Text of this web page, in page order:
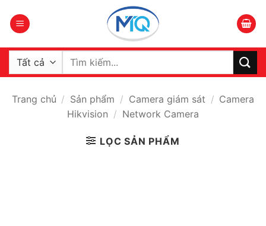
qua
dung
Tìm
Trang chủ / Sản phẩm / Camera giám sát / Camera
Hikvision / Network Camera
LỌC SẢN PHẨM